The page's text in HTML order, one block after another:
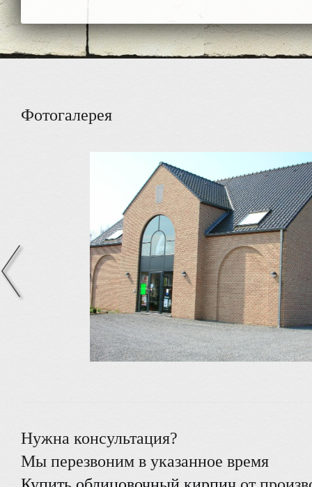
Фотогалерея
Нужна консультация?
Мы перезвоним в указанное время